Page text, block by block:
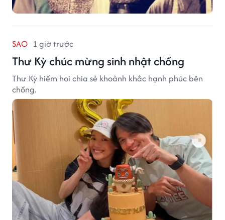
SAO 1 giờ trước
Thư Kỳ chúc mừng sinh nhật chồng
Thư Kỳ hiếm hoi chia sẻ khoảnh khắc hạnh phúc bên
chồng.